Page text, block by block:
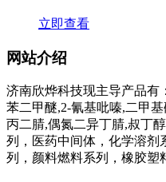
立即查看
网站介绍
济南欣烨科技现主导产品有
苯二甲醚,2-氰基吡嗪,二甲
丙二腈,偶氮二异丁腈,叔丁
列，医药中间体，化学溶剂
列，颜料燃料系列，橡胶塑